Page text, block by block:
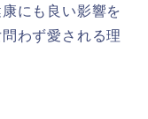
にも良い影響を
わず愛される理